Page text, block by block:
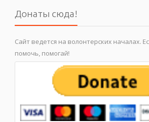
Донаты сюда!
Сайт ведется на волонтерских началах.
помочь, помогай!